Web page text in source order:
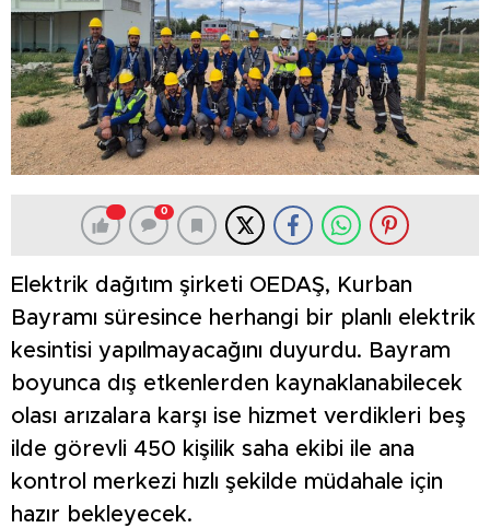
0
Elektrik dağıtım şirketi OEDAŞ, Kurban
Bayramı süresince herhangi bir planlı elektrik
kesintisi yapılmayacağını duyurdu. Bayram
boyunca dış etkenlerden kaynaklanabilecek
olası arızalara karşı ise hizmet verdikleri beş
ilde görevli 450 kişilik saha ekibi ile ana
kontrol merkezi hızlı şekilde müdahale için
hazır bekleyecek.